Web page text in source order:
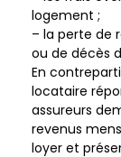
logement ;
– la perte de
ou de décès
En
locataire
assureurs
revenus
loyer et